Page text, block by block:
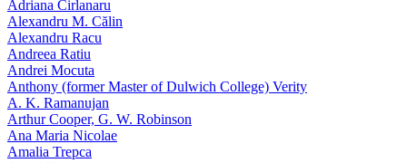
Adriana Cirlanaru
Alexandru M. Călin
Alexandru Racu
Andreea Ratiu
Andrei Mocuta
Anthony (former Master of Dulwich College) Verity
A. K. Ramanujan
Arthur Cooper, G. W. Robinson
Ana Maria Nicolae
Amalia Trepca